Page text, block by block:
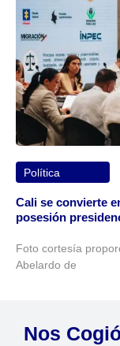
Política
Cali se convierte
posesión
Foto cortesía
Abelardo de
Nos